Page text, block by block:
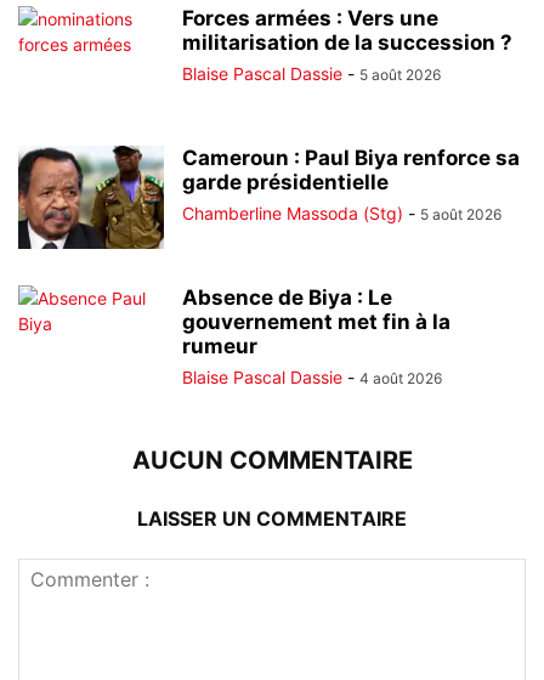
Forces armées : Vers une
militarisation de la succession ?
Blaise Pascal Dassie - 5 août 2026
Cameroun : Paul Biya renforce sa
garde présidentielle
Chamberline Massoda (Stg) - 5 août 2026
Absence de Biya : Le
gouvernement met fin à la
rumeur
Blaise Pascal Dassie - 4 août 2026
AUCUN COMMENTAIRE
LAISSER UN COMMENTAIRE